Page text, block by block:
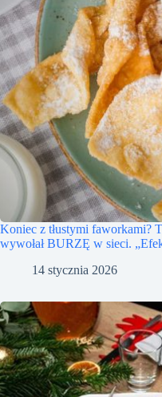
Koniec z tłustymi faworkami?
wywołał BURZĘ w sieci.
14 stycznia 2026